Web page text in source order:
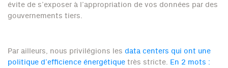
évite de s’exposer à l’appropriation de vos données par des
gouvernements tiers.
Par ailleurs, nous privilégions les data centers qui ont une
politique d’efficience énergétique très stricte. En 2 mots :